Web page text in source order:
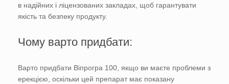
в надійних і ліцензованих закладах, щоб гарантувати
якість та безпеку продукту.
Чому варто придбати:
Варто придбати Віпрогра 100, якщо ви маєте проблеми з
ерекцією, оскільки цей препарат має показану